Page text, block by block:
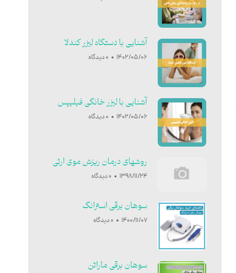
آشنایی با دستگاه لیزر کندلا
1402/05/06 0 دیدگاه
آشنایی با ليزر خانگی فيليپس
1402/05/06 0 دیدگاه
روشهای درمان ریزش موی ارثی
1398/11/24 0 دیدگاه
سوهان برقی استرانگ
1400/11/07 0 دیدگاه
سوهان برقی ماراتن